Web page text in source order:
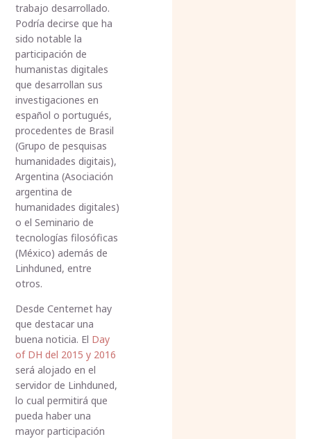
trabajo desarrollado.
Podría decirse que ha
sido notable la
participación de
humanistas digitales
que desarrollan sus
investigaciones en
español o portugués,
procedentes de Brasil
(Grupo de pesquisas
humanidades digitais),
Argentina (Asociación
argentina de
humanidades digitales)
o el Seminario de
tecnologías filosóficas
(México) además de
Linhduned, entre
otros.
Desde Centernet hay
que destacar una
buena noticia. El Day
of DH del 2015 y 2016
será alojado en el
servidor de Linhduned,
lo cual permitirá que
pueda haber una
mayor participación